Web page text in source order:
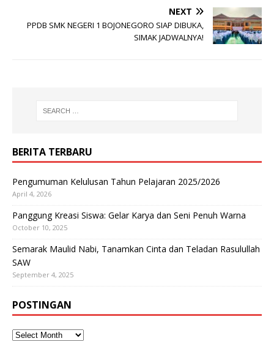
NEXT
PPDB SMK NEGERI 1 BOJONEGORO SIAP DIBUKA,
SIMAK JADWALNYA!
BERITA TERBARU
Pengumuman Kelulusan Tahun Pelajaran 2025/2026
April 4, 2026
Panggung Kreasi Siswa: Gelar Karya dan Seni Penuh Warna
October 10, 2025
Semarak Maulid Nabi, Tanamkan Cinta dan Teladan Rasulullah
SAW
September 4, 2025
POSTINGAN